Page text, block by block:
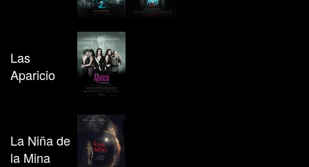
Las
Aparicio
La Niña de
la Mina